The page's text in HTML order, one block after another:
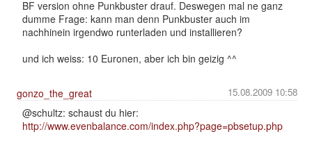
BF version ohne Punkbuster drauf. Deswegen mal ne ganz
dumme Frage: kann man denn Punkbuster auch im
nachhinein irgendwo runterladen und installieren?
und ich weiss: 10 Euronen, aber ich bin geizig ^^
15.08.2009 10:58
gonzo_the_great
@schultz: schaust du hier:
http://www.evenbalance.com/index.php?page=pbsetup.php